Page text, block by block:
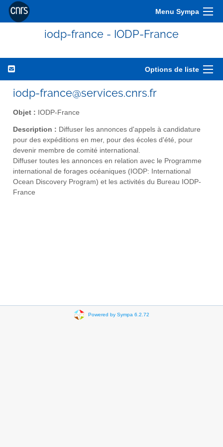
Menu Sympa
iodp-france - IODP-France
Options de liste
iodp-france@services.cnrs.fr
Objet : IODP-France
Description : Diffuser les annonces d'appels à candidature
pour des expéditions en mer, pour des écoles d'été, pour
devenir membre de comité international.
Diffuser toutes les annonces en relation avec le Programme
international de forages océaniques (IODP: International
Ocean Discovery Program) et les activités du Bureau IODP-
France
Powered by Sympa 6.2.72